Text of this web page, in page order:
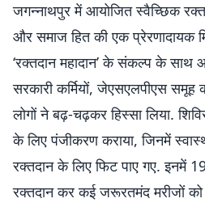
जगन्नाथपुर में आयोजित स्वैच्छिक
और समाज हित की एक प्रेरणादायक
‘रक्तदान महादान’ के संकल्प के साथ
सरकारी कर्मियों, जेएसएलपीएस
लोगों ने बढ़-चढ़कर हिस्सा लिया.
के लिए पंजीकरण कराया, जिनमें
रक्तदान के लिए फिट पाए गए. इनमें
रक्तदान कर कई जरूरतमंद मरीजों